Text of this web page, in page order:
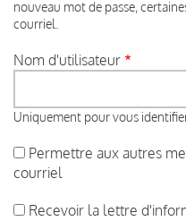
nouveau mot de passe,
courriel.
Nom d'utilisateur
Uniquement pour vous
Permettre aux autres
courriel
Recevoir la lettre